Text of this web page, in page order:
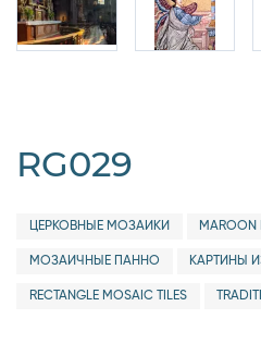
RG029
ЦЕРКОВНЫЕ МОЗАИКИ MAROON
МОЗАИЧНЫЕ ПАННО КАРТИНЫ
RECTANGLE MOSAIC TILES